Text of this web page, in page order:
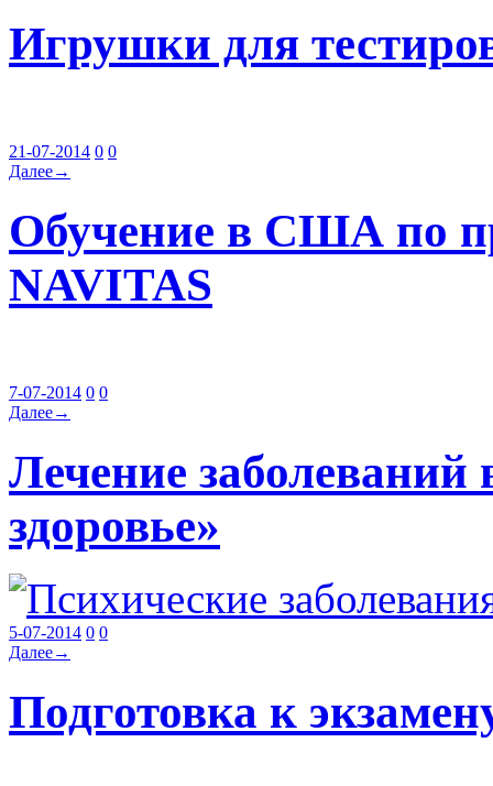
Игрушки для
21-07-2014 0 0
Далее→
Обучение в США по
NAVITAS
7-07-2014 0 0
Далее→
Лечение
здоровье»
5-07-2014 0 0
Далее→
Подготовка к